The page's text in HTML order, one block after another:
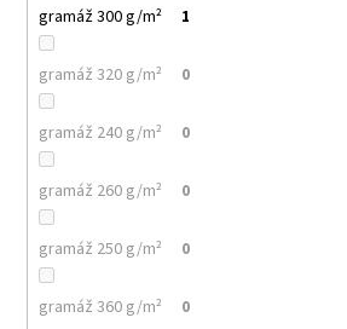
gramáž 300 g/m² 1
gramáž 320 g/m² 0
gramáž 240 g/m² 0
gramáž 260 g/m² 0
gramáž 250 g/m² 0
gramáž 360 g/m² 0